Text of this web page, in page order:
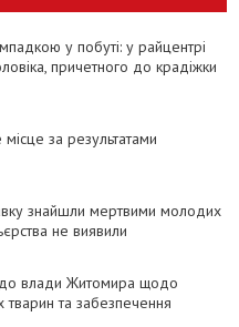
у побуті: у райцентрі
причетного до крадіжки
за результатами
знайшли мертвими молодих
не виявили
до влади Житомира щодо
та забезпечення